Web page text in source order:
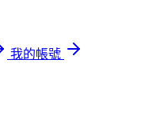
我的帳號